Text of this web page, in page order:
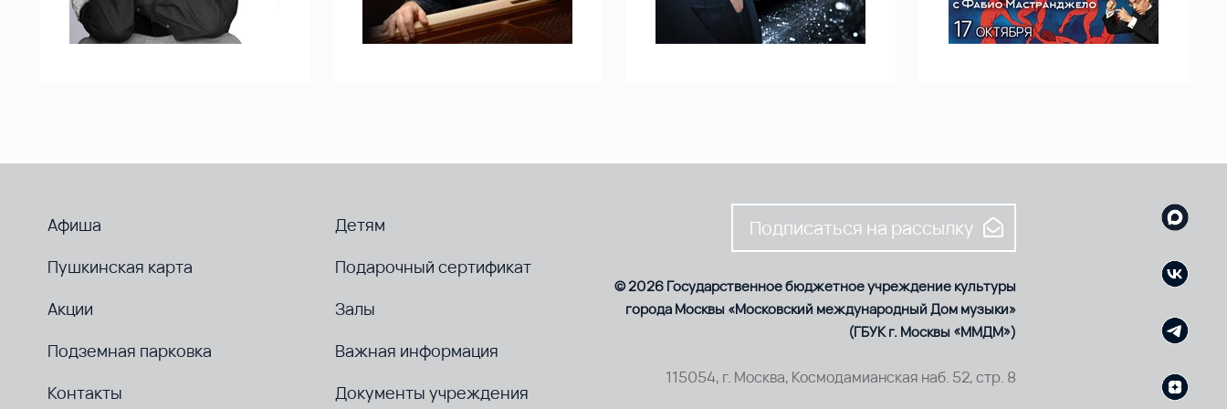
Афиша
Детям
Пушкинская карта
Подарочный сертификат
Акции
Залы
Подземная парковка
Важная информация
Контакты
Документы учреждения
Подписаться на рассылку
© 2026 Государственное бюджетное учреждение культуры
города Москвы «Московский международный Дом музыки»
(ГБУК г. Москвы «ММДМ»)
115054, г. Москва, Космодамианская наб. 52, стр. 8